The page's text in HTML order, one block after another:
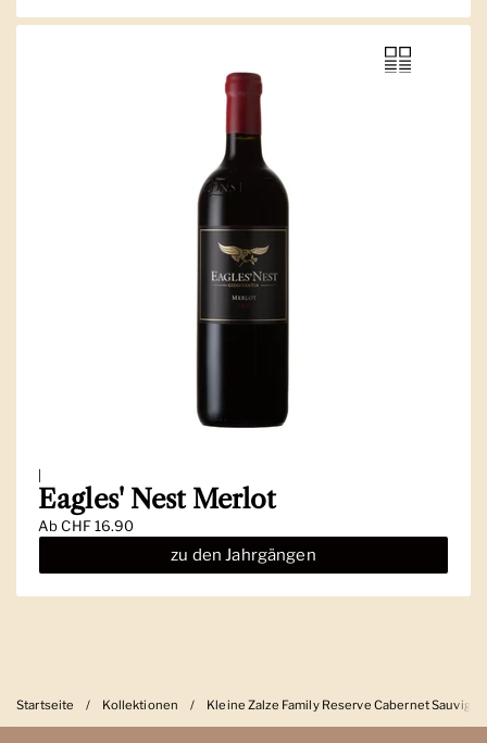
|
Eagles' Nest Merlot
AbCHF 16.90
zu den Jahrgängen
Startseite / Kollektionen / Kleine Zalze Family Reserve Cabernet